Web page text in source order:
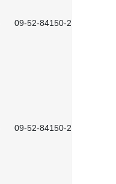
09-52-84150-2601
09-52-84150-2602